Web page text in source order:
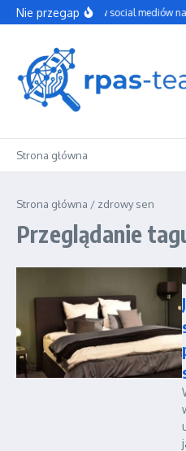
Przejdź do treści
Nie przegapWpływ social mediów
Strona główna
Strona główna / zdrowy sen
Przeglądanie